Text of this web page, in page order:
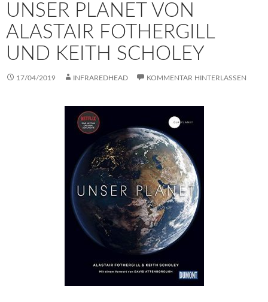
UNSER PLANET VON
ALASTAIR FOTHERGILL
UND KEITH SCHOLEY
17/04/2019 INFRAREDHEAD KOMMENTAR HINTERLASSEN